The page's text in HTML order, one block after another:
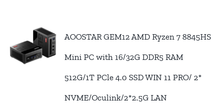
AOOSTAR GEM12 AMD Ryzen 7 8845HS
Mini PC with 16/32G DDR5 RAM
512G/1T PCle 4.0 SSD WIN 11 PRO/ 2*
NVME/Oculink/2*2.5G LAN